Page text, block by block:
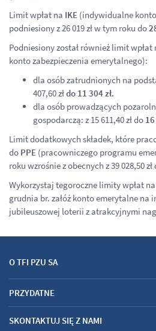
Limit wpłat na IKE (indywidualne
podniesiony z 26 019 zł w tym roku do
Podniesiony został również limit wpłat
konto zabezpieczenia emerytalnego):
dla osób zatrudnionych na
407,60 złdo 11 304 zł.
dla osób prowadzących
gospodarczą: z 15 611,40 zł do
Limit dodatkowych składek, które
do PPE (pracowniczego programu
roku wzrośnie z obecnych z 39 028,50 zł
Wykorzystaj tegoroczne limity wpłat na
grudnia br. załóż konto emerytalne na
jubileuszowej loterii z atrakcyjnymi
O TFI PZU SA
PRZYDATNE
SKONTAKTUJ SIĘ Z NAMI